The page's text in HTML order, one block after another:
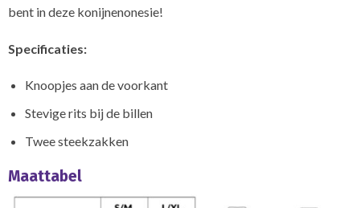
bent in deze konijnenonesie!
Specificaties:
Knoopjes aan de voorkant
Stevige rits bij de billen
Twee steekzakken
Maattabel